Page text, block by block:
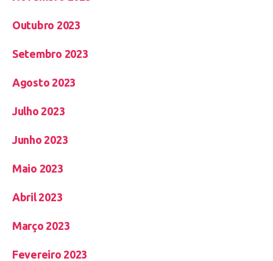
Outubro 2023
Setembro 2023
Agosto 2023
Julho 2023
Junho 2023
Maio 2023
Abril 2023
Março 2023
Fevereiro 2023